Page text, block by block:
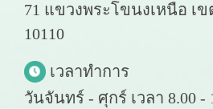
71 แขวงพระโขนงเหนือ เ
10110
เวลาทำการ
วันจันทร์ - ศุกร์ เวลา 8.00 -